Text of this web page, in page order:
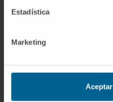
Estadística
Marketing
asociacionistas
psicología del
conexionistas de
neurobiología de la
¿Quién acuñó el
La expresión